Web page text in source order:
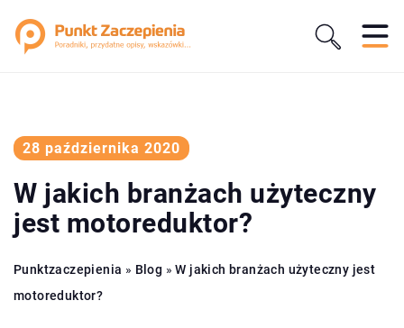
28 października 2020
W jakich branżach użyteczny
jest motoreduktor?
Punktzaczepienia » Blog »W jakich branżach użyteczny jest
motoreduktor?